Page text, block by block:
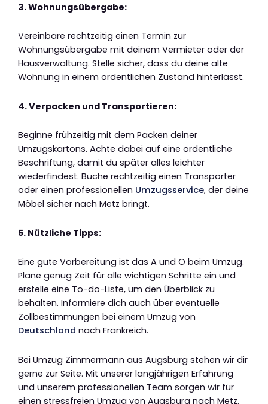
3. Wohnungsübergabe:
Vereinbare rechtzeitig einen Termin zur
Wohnungsübergabe mit deinem Vermieter oder der
Hausverwaltung. Stelle sicher, dass du deine alte
Wohnung in einem ordentlichen Zustand hinterlässt.
4. Verpacken und Transportieren:
Beginne frühzeitig mit dem Packen deiner
Umzugskartons. Achte dabei auf eine ordentliche
Beschriftung, damit du später alles leichter
wiederfindest. Buche rechtzeitig einen Transporter
oder einen professionellen Umzugsservice, der deine
Möbel sicher nach Metz bringt.
5. Nützliche Tipps:
Eine gute Vorbereitung ist das A und O beim Umzug.
Plane genug Zeit für alle wichtigen Schritte ein und
erstelle eine To-do-Liste, um den Überblick zu
behalten. Informiere dich auch über eventuelle
Zollbestimmungen bei einem Umzug von
Deutschland nach Frankreich.
Bei Umzug Zimmermann aus Augsburg stehen wir dir
gerne zur Seite. Mit unserer langjährigen Erfahrung
und unserem professionellen Team sorgen wir für
einen stressfreien Umzug von Augsburg nach Metz.